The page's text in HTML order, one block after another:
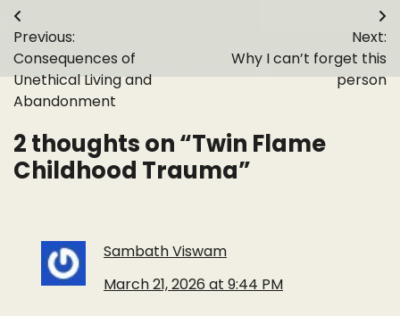
Post
navigation
Previous:
Consequences of
Unethical Living and
Abandonment
Next:
Why I can’t forget this
person
2 thoughts on “Twin Flame
Childhood Trauma”
Sambath Viswam
March 21, 2026 at 9:44 PM